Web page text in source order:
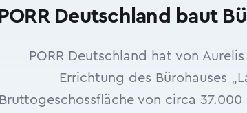
PORR Deutschland baut
PORR Deutschland hat von
Errichtung des Bürohauses
Bruttogeschossfläche von circa